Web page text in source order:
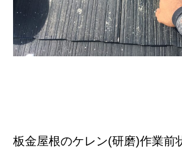
板金屋根のケレン(研磨)作業前